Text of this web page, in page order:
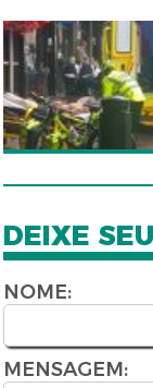
DEIXE
NOME:
MENSAGEM: